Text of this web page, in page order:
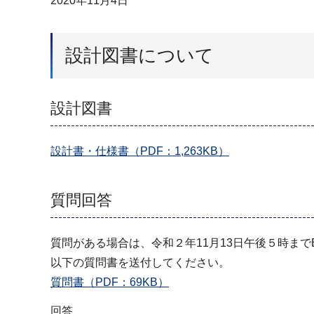
設計図書について
設計図書
設計書・仕様書（PDF：1,263KB）
質問回答
質問がある場合は、令和２年11月13日午後５時まで
以下の質問書を送付してください。
質問書（PDF：69KB）
回答